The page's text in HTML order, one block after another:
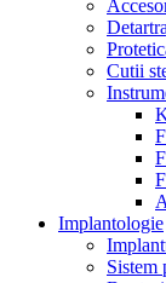
Cutii
Implantologie
Sistem